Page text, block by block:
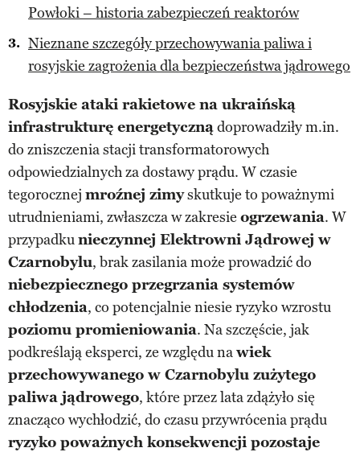
Powłoki – historia zabezpieczeń reaktorów
Nieznane szczegóły przechowywania paliwa i
rosyjskie zagrożenia dla bezpieczeństwa jądrowego
Rosyjskie ataki rakietowe na ukraińską
infrastrukturę energetycznądoprowadziły m.in.
do zniszczenia stacji transformatorowych
odpowiedzialnych za dostawy prądu. W czasie
tegorocznej mroźnej zimyskutkuje to poważnymi
utrudnieniami, zwłaszcza w zakresie ogrzewania. W
przypadkunieczynnej Elektrowni Jądrowej w
Czarnobylu, brak zasilania może prowadzić do
niebezpiecznego przegrzania systemów
chłodzenia, co potencjalnie niesie ryzyko wzrostu
poziomu promieniowania. Na szczęście, jak
podkreślają eksperci, ze względu nawiek
przechowywanego w Czarnobylu zużytego
paliwa jądrowego, które przez lata zdążyło się
znacząco wychłodzić, do czasu przywrócenia prądu
ryzyko poważnych konsekwencji pozostaje